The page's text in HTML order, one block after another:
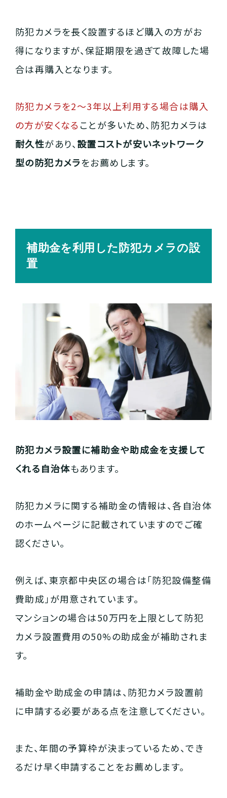
防犯カメラを長く設置するほど購入の方がお
得になりますが、保証期限を過ぎて故障した場
合は再購入となります。
防犯カメラを2～3年以上利用する場合は購入
の方が安くなる ことが多いため、防犯カメラは
耐久性があり、 設置コストが安いネットワーク
型の防犯カメラをお薦めします。
補助金を利用した防犯カメラの設
置
防犯カメラ設置に補助金や助成金を支援して
くれる自治体もあります。
防犯カメラに関する補助金の情報は、各自治体
のホームページに記載されていますのでご確
認ください。
例えば、東京都中央区の場合は「防犯設備整備
費助成」が用意されています。
マンションの場合は50万円を上限として防犯
カメラ設置費用の50%の助成金が補助されま
す。
補助金や助成金の申請は、防犯カメラ設置前
に申請する必要がある点を注意してください。
また、年間の予算枠が決まっているため、でき
るだけ早く申請することをお薦めします。